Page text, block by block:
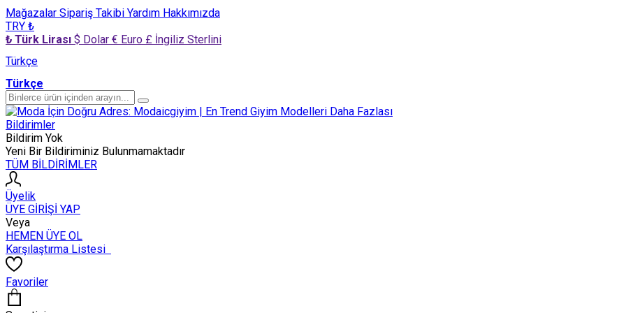
Mağazalar Sipariş Takibi Yardım Hakkımızda
TRY ₺
₺ Türk Lirası $ Dolar € Euro £ İngiliz Sterlini
Türkçe
Türkçe
Bildirimler
Bildirim Yok
Yeni Bir Bildiriminiz Bulunmamaktadır
TÜM BİLDİRİMLER
Üyelik
ÜYE GİRİŞİ YAP
Veya
HEMEN ÜYE OL
Karşılaştırma Listesi
Favoriler